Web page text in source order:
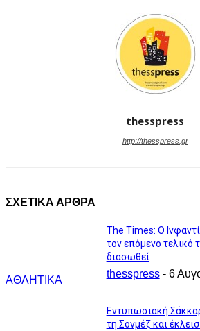
thesspress
http://thesspress.gr
ΣΧΕΤΙΚΑ ΑΡΘΡΑ
ΑΘΛΗΤΙΚΑ
Τhe Times: O
τον επόμενο τελικό
διασωθεί
thesspress - 6
Εντυπωσιακή
τη Σονμέζ και